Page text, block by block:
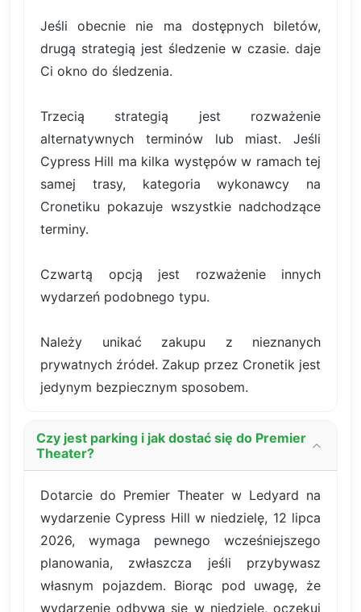
Jeśli obecnie nie ma dostępnych biletów,
drugą strategią jest śledzenie w czasie. daje
Ci okno do śledzenia.
Trzecią strategią jest rozważenie
alternatywnych terminów lub miast. Jeśli
Cypress Hill ma kilka występów w ramach tej
samej trasy, kategoria wykonawcy na
Cronetiku pokazuje wszystkie nadchodzące
terminy.
Czwartą opcją jest rozważenie innych
wydarzeń podobnego typu.
Należy unikać zakupu z nieznanych
prywatnych źródeł. Zakup przez Cronetik jest
jedynym bezpiecznym sposobem.
Czy jest parking i jak dostać się do Premier
Theater?
Dotarcie do Premier Theater w Ledyard na
wydarzenie Cypress Hill w niedzielę, 12 lipca
2026, wymaga pewnego wcześniejszego
planowania, zwłaszcza jeśli przybywasz
własnym pojazdem. Biorąc pod uwagę, że
wydarzenie odbywa się w niedzielę, oczekuj